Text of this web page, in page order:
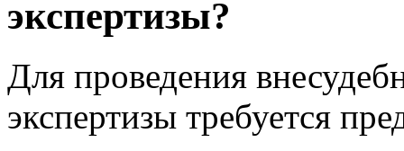
экспертизы?
Для проведения
экспертизы требуется